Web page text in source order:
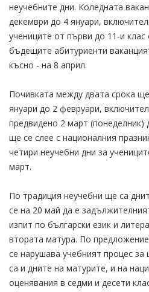
неучебните дни. Коледната
декември до 4 януари,
учениците от първи до 11-и
бъдещите абитуриенти
късно - на 8 април.
Почивката между двата срока
януари до 2 февруари,
предвидено 2 март
ще се слее с националния
четири неучебни дни за
март.
По традиция неучебни ще са
се на 20 май да е
изпит по български език и
втората матура. По
се нарушава учебният процес
са и дните на матурите, и на
оценявания в седми и десети